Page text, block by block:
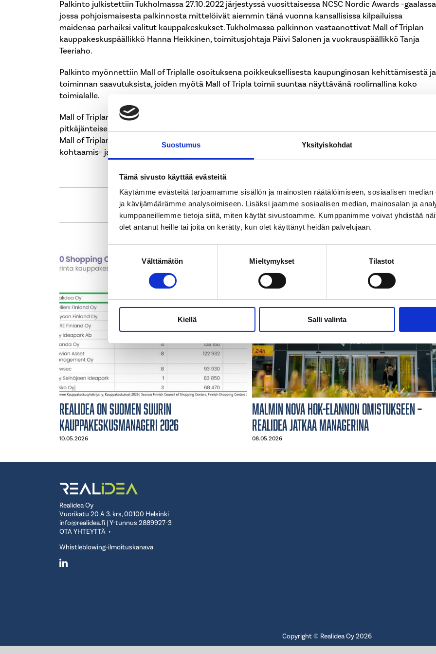
Suostumus Yksityiskohdat
Tämä sivusto käyttää evästeitä
Käytämme evästeitä tarjoamamme sisällön ja mainosten räätälöimiseen, sosiaalisen
ja kävijämäärämme analysoimiseen. Lisäksi jaamme sosiaalisen median, mainosalan ja
kumppaneillemme tietoja siitä, miten käytät sivustoamme. Kumppanimme voivat yhdistää
olet antanut heille tai joita on kerätty, kun olet käyttänyt heidän palvelujaan.
valinta
Välttämätön Mieltymykset Tilastot
Kiellä Salli valinta
Palkinto julkistettiin Tukholmassa 27.10.2022 järjestyssä vuosittaisessa NCSC Nordic Awards -
jossa pohjoismaisesta palkinnosta mittelöivät aiemmin tänä vuonna kansallisissa kilpailuissa
maidensa parhaiksi valitut kauppakeskukset. Tukholmassa palkinnon vastaanottivat Mall of Triplan
kauppakeskuspäällikkö Hanna Heikkinen, toimitusjohtaja Päivi Salonen ja vuokrauspäällikkö Tanja
Teeriaho.
Palkinto myönnettiin Mall of Triplalle osoituksena poikkeuksellisesta kaupunginosan kehittämisestä ja
toiminnan saavutuksista, joiden myötä Mall of Tripla toimii suuntaa näyttävänä roolimallina koko
toimialalle.
Mall of Triplan kauppakeskusmanagerina olemme iloisia ja ylpeitä tästä tunnuksesta. Jatkamme
pitkäjänteisesti tehtyä työtä kehittääksemme yhteisöllistä elävää kaupunginosaa ja tarjotaksemme
Mall of Triplan vuokralaisille ja asiakkaille viihtyisän, turvallisen, monipuolisen ja elämyksellisen
kohtaamis- ja kauppapaikan.
Facebook
X
Realidea on Suomen suurin
kauppakeskusmanageri 2026
10.05.2026
Malmin Nova HOK-Elannon omistukseen –
Realidea jatkaa managerina
08.05.2026
Realidea Oy
Vuorikatu 20 A 3. krs, 00100 Helsinki
info@realidea.fi | Y-tunnus 2889927-3
OTA YHTEYTTÄ
Whistleblowing-ilmoituskanava
Copyright © Realidea Oy 2026